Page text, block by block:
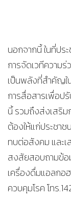
นอกจากนี้ ในที่ปร
การจัดเวทีความ
เป็นพลังที่สำคัญใ
การสื่อสารเพื่อปรั
นี้ รวมถึงส่งเสริม
ต้องให้แก่ประชา
ทบต่อสังคม และ
สงสัยสอบถามข้อ
เครื่องดื่มแอลกอ
ควบคุมโรค โทร